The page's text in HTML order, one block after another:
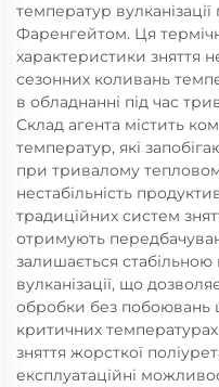
температур
Фаренгейтом. Ця
характеристики зняття
сезонних коливань
в обладнанні під час
Склад агента містить
температур, які
при тривалому
нестабільність
традиційних систем
отримують
залишається стабільною
вулканізації, що
обробки без побоювань
критичних
зняття жорсткої
експлуатаційні